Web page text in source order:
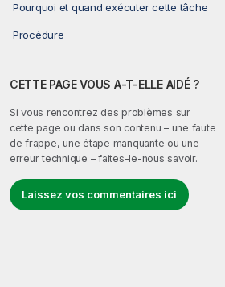
Pourquoi et quand exécuter cette tâche
Procédure
CETTE PAGE VOUS A-T-ELLE AIDÉ ?
Si vous rencontrez des problèmes sur
cette page ou dans son contenu – une faute
de frappe, une étape manquante ou une
erreur technique – faites-le-nous savoir.
Laissez vos commentaires ici